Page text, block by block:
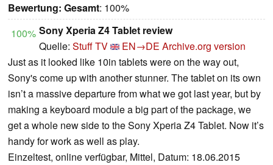
Bewertung: Gesamt: 100%
100% Sony Xperia Z4 Tablet review
Quelle: Stuff TV EN→DE Archive.org version
Just as it looked like 10in tablets were on the way out,
Sony's come up with another stunner. The tablet on its own
isn’t a massive departure from what we got last year, but by
making a keyboard module a big part of the package, we
get a whole new side to the Sony Xperia Z4 Tablet. Now it’s
handy for work as well as play.
Einzeltest, online verfügbar, Mittel, Datum: 18.06.2015